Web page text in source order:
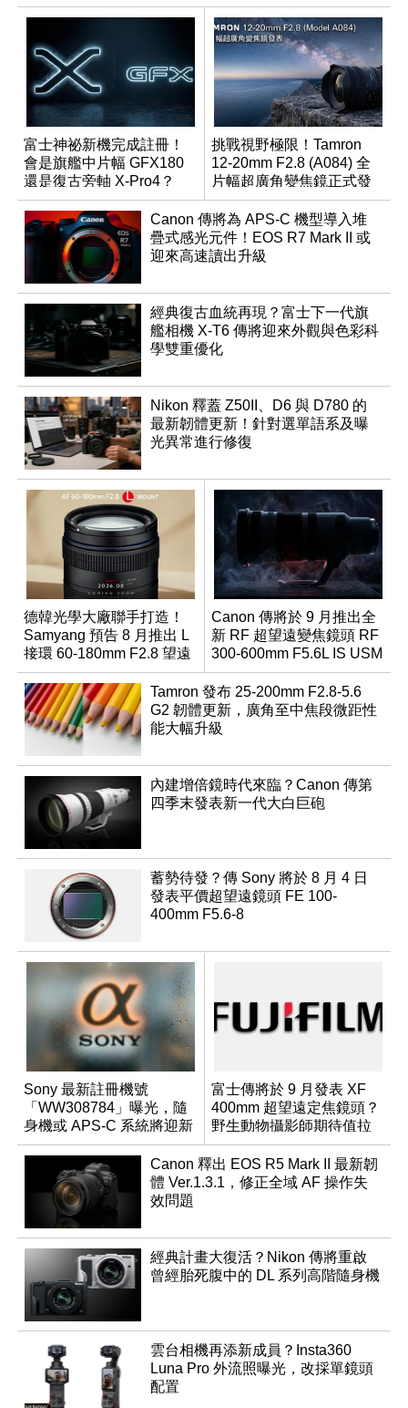
富士神祕新機完成註冊！
會是旗艦中片幅 GFX180
還是復古旁軸 X-Pro4？
挑戰視野極限！Tamron
12-20mm F2.8 (A084) 全
片幅超廣角變焦鏡正式發
表
Canon 傳將為 APS-C 機型導入堆
疊式感光元件！EOS R7 Mark II 或
迎來高速讀出升級
經典復古血統再現？富士下一代旗
艦相機 X-T6 傳將迎來外觀與色彩科
學雙重優化
Nikon 釋蓋 Z50II、D6 與 D780 的
最新韌體更新！針對選單語系及曝
光異常進行修復
德韓光學大廠聯手打造！
Samyang 預告 8 月推出 L
接環 60-180mm F2.8 望遠
變焦鏡
Canon 傳將於 9 月推出全
新 RF 超望遠變焦鏡頭 RF
300-600mm F5.6L IS USM
Tamron 發布 25-200mm F2.8-5.6
G2 韌體更新，廣角至中焦段微距性
能大幅升級
內建增倍鏡時代來臨？Canon 傳第
四季末發表新一代大白巨砲
蓄勢待發？傳 Sony 將於 8 月 4 日
發表平價超望遠鏡頭 FE 100-
400mm F5.6-8
Sony 最新註冊機號
「WW308784」曝光，隨
身機或 APS-C 系統將迎新
成員？
富士傳將於 9 月發表 XF
400mm 超望遠定焦鏡頭？
野生動物攝影師期待值拉
滿
Canon 釋出 EOS R5 Mark II 最新韌
體 Ver.1.3.1，修正全域 AF 操作失
效問題
經典計畫大復活？Nikon 傳將重啟
曾經胎死腹中的 DL 系列高階隨身機
雲台相機再添新成員？Insta360
Luna Pro 外流照曝光，改採單鏡頭
配置